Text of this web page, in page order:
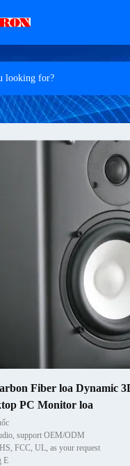
Fiber loa Dynamic
PC Monitor loa
support OEM/ODM
FCC, UL, as your request
E